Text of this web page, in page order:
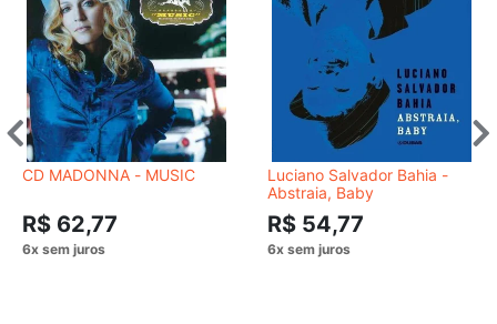
CD MADONNA - MUSIC
R$ 62,77
Luciano Salvador Bahia -
Abstraia, Baby
R$ 54,77